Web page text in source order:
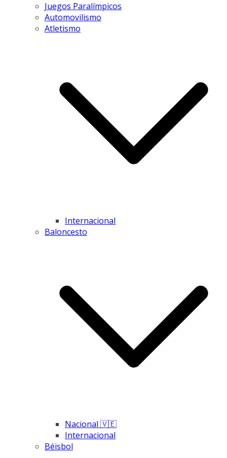
Juegos Paralímpicos
Automovilismo
Atletismo
Internacional
Baloncesto
Nacional 🇻🇪
Internacional
Béisbol